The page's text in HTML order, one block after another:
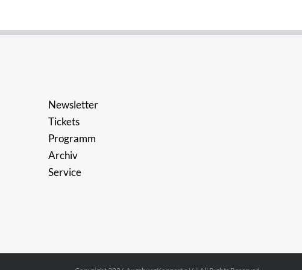
Newsletter
Tickets
Programm
Archiv
Service